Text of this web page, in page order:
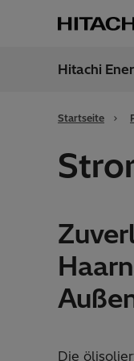
Hitachi
Startseite
Die